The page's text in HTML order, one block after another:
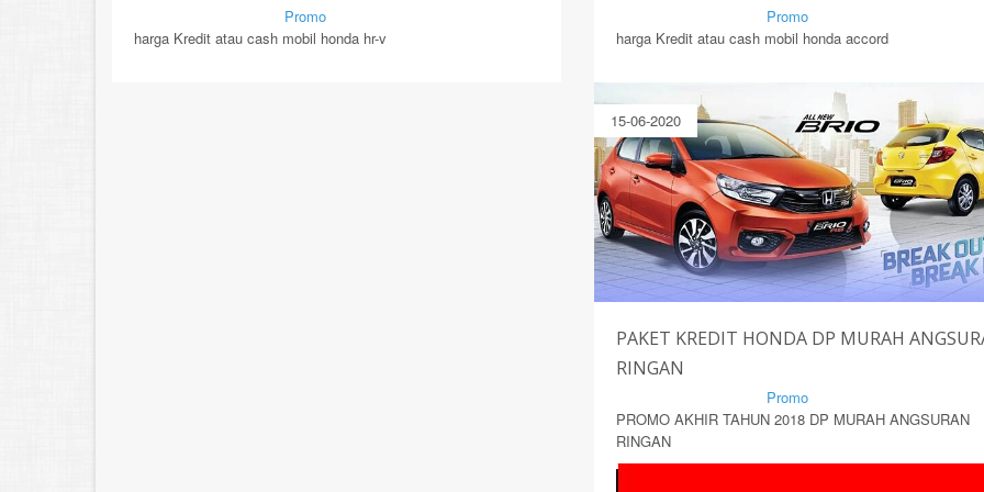
Promo
harga Kredit atau cash mobil honda hr-v
Promo
harga Kredit atau cash mobil honda accord
15-06-2020
PAKET KREDIT HONDA DP MURAH
RINGAN
Promo
PROMO AKHIR TAHUN 2018 DP MURAH ANGSURAN
RINGAN